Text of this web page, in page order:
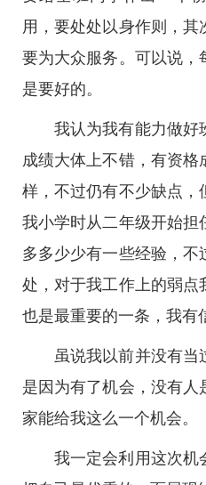
用，要处处以身作则，其
要为大众服务。可以说，
是要好的。
我认为我有能力做好
成绩大体上不错，有资
样，不过仍有不少缺点，
我小学时从二年级开始担
多多少少有一些经验，不
处，对于我工作上的弱点
也是最重要的一条，我有
虽说我以前并没有当
是因为有了机会，没有人
家能给我这么一个机会。
我一定会利用这次机